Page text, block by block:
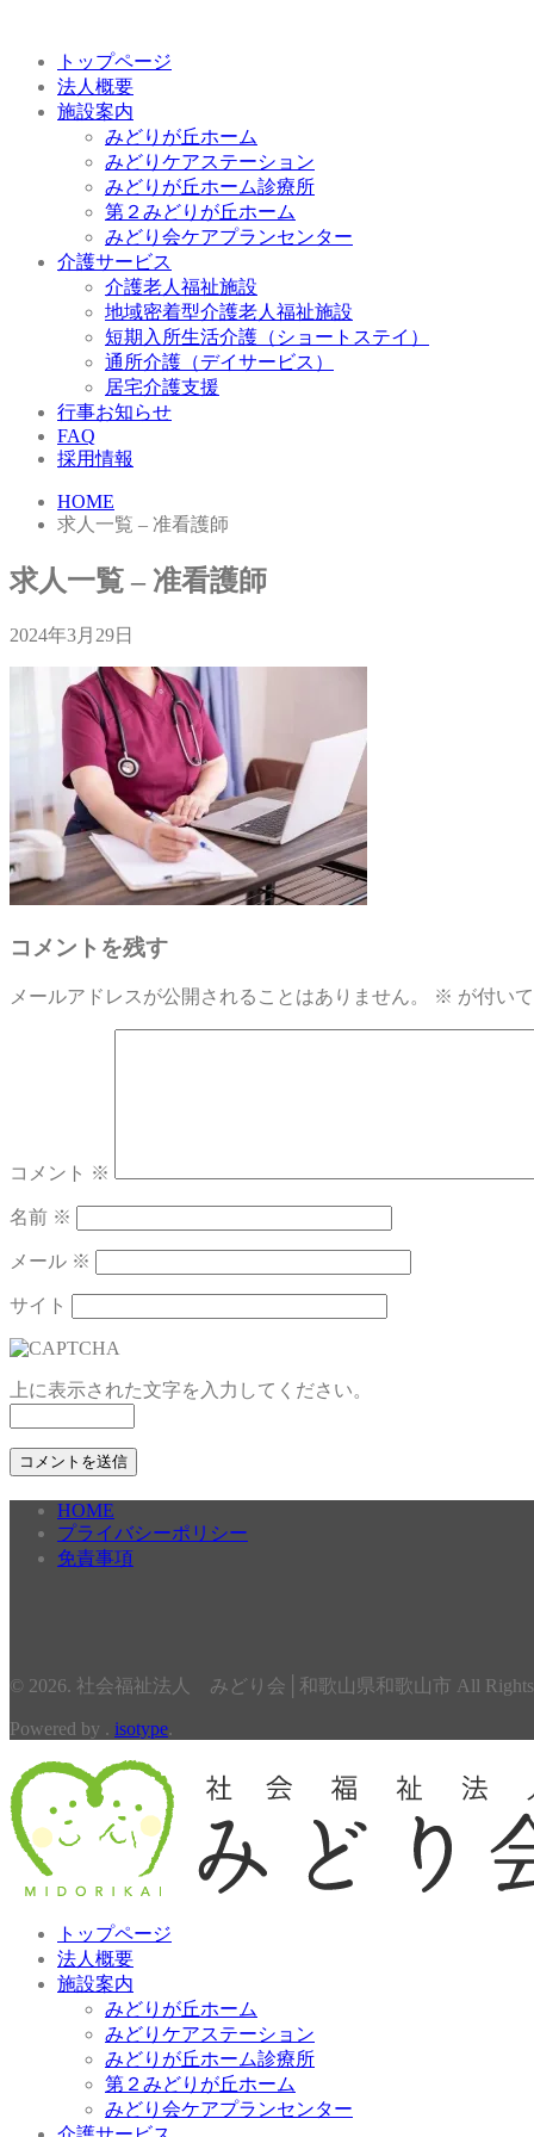
トップページ
法人概要
施設案内
みどりが丘ホーム
みどりケアステーション
みどりが丘ホーム診療所
第２みどりが丘ホーム
みどり会ケアプランセンター
介護サービス
介護老人福祉施設
地域密着型介護老人福祉施設
短期入所生活介護（ショートステイ）
通所介護（デイサービス）
居宅介護支援
行事お知らせ
FAQ
採用情報
HOME
求人一覧 – 准看護師
求人一覧 – 准看護師
2024年3月29日
コメントを残す
メールアドレスが公開されることはありません。 ※ が付い
コメント ※
名前 ※
メール ※
サイト
上に表示された文字を入力してください。
HOME
プライバシーポリシー
免責事項
© 2026. 社会福祉法人 みどり会│和歌山県和歌山市 All Rights
Powered by . isotype.
トップページ
法人概要
施設案内
みどりが丘ホーム
みどりケアステーション
みどりが丘ホーム診療所
第２みどりが丘ホーム
みどり会ケアプランセンター